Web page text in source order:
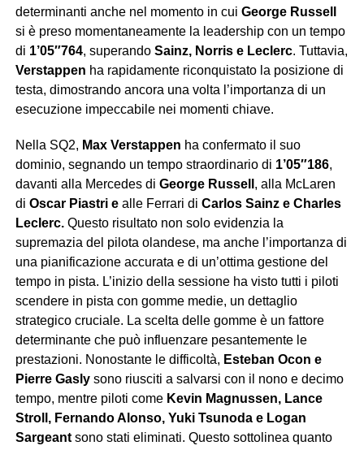
determinanti anche nel momento in cui George Russell
si è preso momentaneamente la leadership con un tempo
di 1’05″764, superando Sainz, Norris e Leclerc. Tuttavia,
Verstappen ha rapidamente riconquistato la posizione di
testa, dimostrando ancora una volta l’importanza di un
esecuzione impeccabile nei momenti chiave.
Nella SQ2, Max Verstappen ha confermato il suo
dominio, segnando un tempo straordinario di 1’05″186,
davanti alla Mercedes di George Russell , alla McLaren
di Oscar Piastri ealle Ferrari di Carlos Sainz e Charles
Leclerc.Questo risultato non solo evidenzia la
supremazia del pilota olandese, ma anche l’importanza di
una pianificazione accurata e di un’ottima gestione del
tempo in pista. L’inizio della sessione ha visto tutti i piloti
scendere in pista con gomme medie, un dettaglio
strategico cruciale. La scelta delle gomme è un fattore
determinante che può influenzare pesantemente le
prestazioni. Nonostante le difficoltà, Esteban Ocon e
Pierre Gaslysono riusciti a salvarsi con il nono e decimo
tempo, mentre piloti come Kevin Magnussen, Lance
Stroll, Fernando Alonso, Yuki Tsunoda e Logan
Sargeantsono stati eliminati. Questo sottolinea quanto